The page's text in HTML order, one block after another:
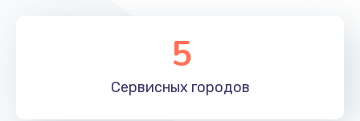
5
Сервисных городов